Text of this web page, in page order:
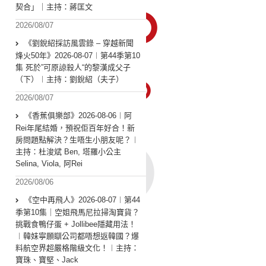
契合」｜主持：蔣匡文
2026/08/07
《劉銳紹採訪風雲錄 – 穿越新聞
烽火50年》2026-08-07︱第44季第10
集 死於”可原諒殺人“的黎漢成父子
（下）︱主持：劉銳紹（夫子）
2026/08/07
《香蕉俱樂部》2026-08-06︱阿
Rei年尾結婚，預祝佢百年好合！新
房問題點解決？生唔生小朋友呢？︱
主持：杜浚斌 Ben, 塔羅小公主
Selina, Viola, 阿Rei
2026/08/06
《空中再飛人》2026-08-07︱第44
季第10集｜空姐飛馬尼拉掃淘寶貨？
挑戰食鴨仔蛋 + Jollibee隱藏用法！
︱韓妹寧願瞓公司都唔想返韓國？爆
料航空界超嚴格階級文化！︱主持：
寶珠、寶堅、Jack